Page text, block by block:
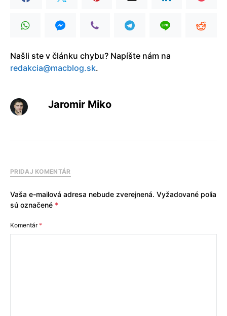
Našli ste v článku chybu? Napíšte nám na
redakcia@macblog.sk.
Jaromir Miko
PRIDAJ KOMENTÁR
Vaša e-mailová adresa nebude zverejnená. Vyžadované polia
sú označené *
Komentár*